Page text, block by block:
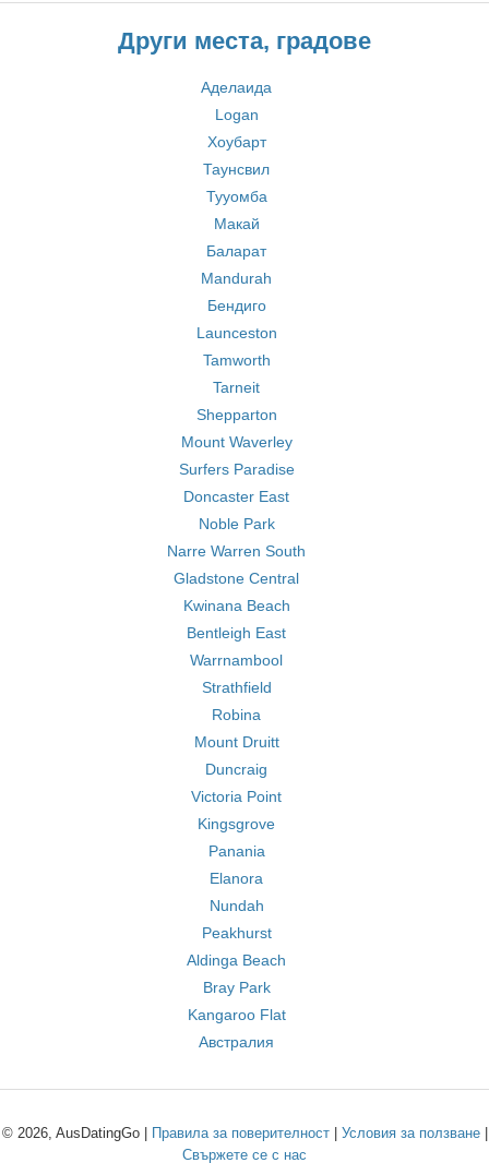
Други места, градове
Аделаида
Logan
Хоубарт
Таунсвил
Тууомба
Макай
Баларат
Mandurah
Бендиго
Launceston
Tamworth
Tarneit
Shepparton
Mount Waverley
Surfers Paradise
Doncaster East
Noble Park
Narre Warren South
Gladstone Central
Kwinana Beach
Bentleigh East
Warrnambool
Strathfield
Robina
Mount Druitt
Duncraig
Victoria Point
Kingsgrove
Panania
Elanora
Nundah
Peakhurst
Aldinga Beach
Bray Park
Kangaroo Flat
Австралия
© 2026, AusDatingGo | Правила за поверителност| Условия за ползване|
Свържете се с нас